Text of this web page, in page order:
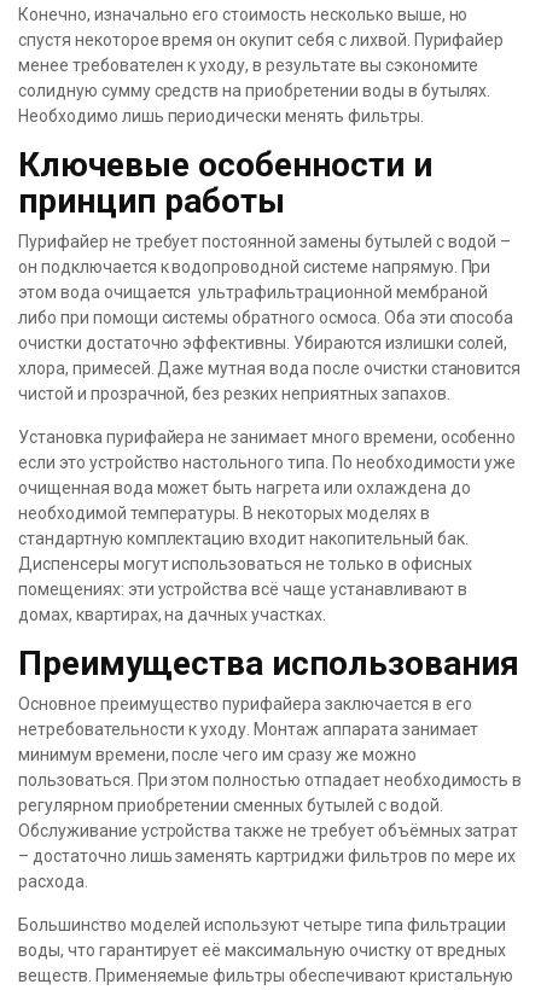
Конечно, изначально его стоимость несколько выше, но
спустя некоторое время он окупит себя с лихвой. Пурифайер
менее требователен к уходу, в результате вы сэкономите
солидную сумму средств на приобретении воды в бутылях.
Необходимо лишь периодически менять фильтры.
Ключевые особенности и
принцип работы
Пурифайер не требует постоянной замены бутылей с водой –
он подключается к водопроводной системе напрямую. При
этом вода очищается ультрафильтрационной мембраной
либо при помощи системы обратного осмоса. Оба эти способа
очистки достаточно эффективны. Убираются излишки солей,
хлора, примесей. Даже мутная вода после очистки становится
чистой и прозрачной, без резких неприятных запахов.
Установка пурифайера не занимает много времени, особенно
если это устройство настольного типа. По необходимости уже
очищенная вода может быть нагрета или охлаждена до
необходимой температуры. В некоторых моделях в
стандартную комплектацию входит накопительный бак.
Диспенсеры могут использоваться не только в офисных
помещениях: эти устройства всё чаще устанавливают в
домах, квартирах, на дачных участках.
Преимущества использования
Основное преимущество пурифайера заключается в его
нетребовательности к уходу. Монтаж аппарата занимает
минимум времени, после чего им сразу же можно
пользоваться. При этом полностью отпадает необходимость в
регулярном приобретении сменных бутылей с водой.
Обслуживание устройства также не требует объёмных затрат
– достаточно лишь заменять картриджи фильтров по мере их
расхода.
Большинство моделей используют четыре типа фильтрации
воды, что гарантирует её максимальную очистку от вредных
веществ. Применяемые фильтры обеспечивают кристальную